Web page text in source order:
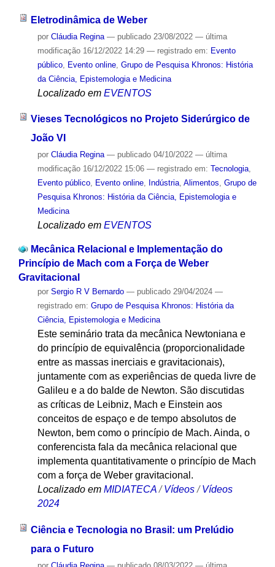
Eletrodinâmica de Weber
por Cláudia Regina — publicado23/08/2022 — última
modificação16/12/2022 14:29 — registrado em: Evento
público, Evento online, Grupo de Pesquisa Khronos: História
da Ciência, Epistemologia e Medicina
Localizado em EVENTOS
Vieses Tecnológicos no Projeto Siderúrgico de
João VI
por Cláudia Regina — publicado04/10/2022 — última
modificação16/12/2022 15:06 — registrado em: Tecnologia,
Evento público, Evento online, Indústria, Alimentos, Grupo de
Pesquisa Khronos: História da Ciência, Epistemologia e
Medicina
Localizado em EVENTOS
Mecânica Relacional e Implementação do
Princípio de Mach com a Força de Weber
Gravitacional
por Sergio R V Bernardo — publicado29/04/2024 —
registrado em: Grupo de Pesquisa Khronos: História da
Ciência, Epistemologia e Medicina
Este seminário trata da mecânica Newtoniana e
do princípio de equivalência (proporcionalidade
entre as massas inerciais e gravitacionais),
juntamente com as experiências de queda livre de
Galileu e a do balde de Newton. São discutidas
as críticas de Leibniz, Mach e Einstein aos
conceitos de espaço e de tempo absolutos de
Newton, bem como o princípio de Mach. Ainda, o
conferencista fala da mecânica relacional que
implementa quantitativamente o princípio de Mach
com a força de Weber gravitacional.
Localizado em MIDIATECA /Vídeos /Vídeos
2024
Ciência e Tecnologia no Brasil: um Prelúdio
para o Futuro